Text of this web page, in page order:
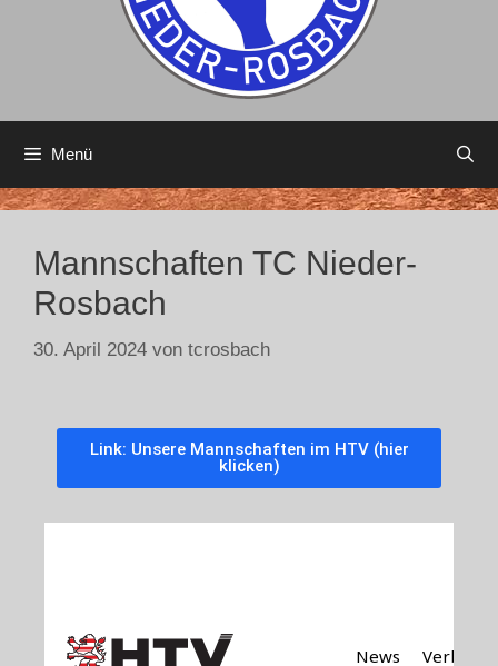
Menü
Mannschaften TC Nieder-
Rosbach
30. April 2024 von tcrosbach
Link: Unsere Mannschaften im HTV (hier
klicken)